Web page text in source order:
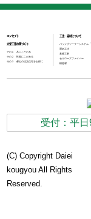
コンセプト
大栄工業の家づくり
その１ 木にこだわる
その２ 性能にこだわる
その３ 都心の注文住宅をお得に
工法・素材について
パッシブソーラーシステム「
通気工法
基礎工事
セルローズファイバー
構造材
受付：平
(C) Copyright Daiei
kougyou All Rights
Reserved.